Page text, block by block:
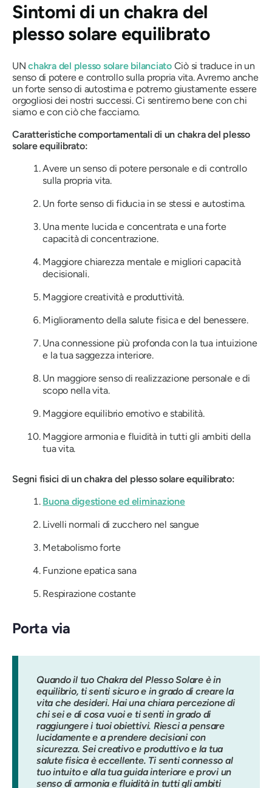
Sintomi di un chakra del
plesso solare equilibrato
UNchakra del plesso solare bilanciatoCiò si traduce in un
senso di potere e controllo sulla propria vita. Avremo anche
un forte senso di autostima e potremo giustamente essere
orgogliosi dei nostri successi. Ci sentiremo bene con chi
siamo e con ciò che facciamo.
Caratteristiche comportamentali di un chakra del plesso
solare equilibrato:
Avere un senso di potere personale e di controllo
sulla propria vita.
Un forte senso di fiducia in se stessi e autostima.
Una mente lucida e concentrata e una forte
capacità di concentrazione.
Maggiore chiarezza mentale e migliori capacità
decisionali.
Maggiore creatività e produttività.
Miglioramento della salute fisica e del benessere.
Una connessione più profonda con la tua intuizione
e la tua saggezza interiore.
Un maggiore senso di realizzazione personale e di
scopo nella vita.
Maggiore equilibrio emotivo e stabilità.
Maggiore armonia e fluidità in tutti gli ambiti della
tua vita.
Segni fisici di un chakra del plesso solare equilibrato:
Buona digestione ed eliminazione
Livelli normali di zucchero nel sangue
Metabolismo forte
Funzione epatica sana
Respirazione costante
Porta via
Quando il tuo Chakra del Plesso Solare è in
equilibrio, ti senti sicuro e in grado di creare la
vita che desideri. Hai una chiara percezione di
chi sei e di cosa vuoi e ti senti in grado di
raggiungere i tuoi obiettivi. Riesci a pensare
lucidamente e a prendere decisioni con
sicurezza. Sei creativo e produttivo e la tua
salute fisica è eccellente. Ti senti connesso al
tuo intuito e alla tua guida interiore e provi un
senso di armonia e fluidità in tutti gli ambiti